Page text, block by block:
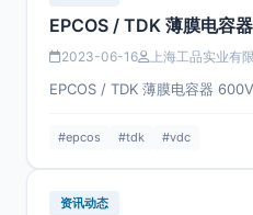
EPCOS / TDK 薄膜电容
2023-06-16 上海工品实业有
EPCOS / TDK 薄膜电容器
#epcos #tdk #vdc
资讯动态